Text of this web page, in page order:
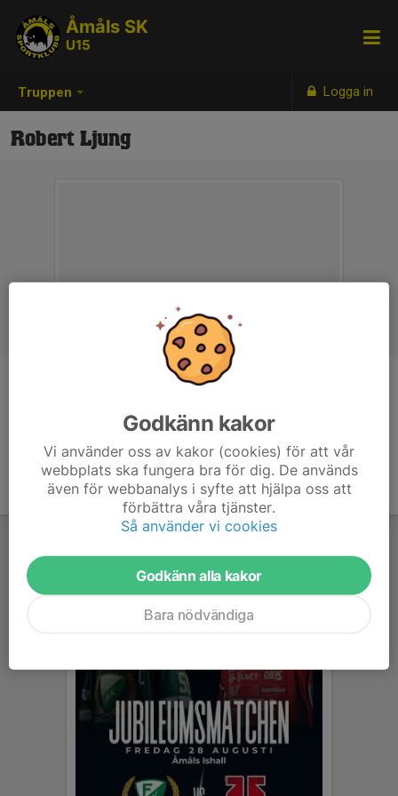
Truppen Logga in
Åmåls SK
U15
Robert Ljung
Godkänn kakor
Vi använder oss av kakor (cookies) för att vår
webbplats ska fungera bra för dig. De används
även för webbanalys i syfte att hjälpa oss att
förbättra våra tjänster.
Så använder vi cookies
Godkänn alla kakor
Bara nödvändiga